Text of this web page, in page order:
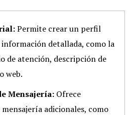
Permite crear un perfil
detallada, como la
de atención, descripción de
web.
Mensajería: Ofrece
adicionales, como